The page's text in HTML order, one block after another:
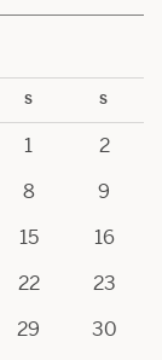
S S
1
2
8
9
15
16
22
23
29
30